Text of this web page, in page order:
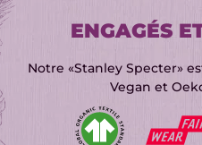
ENGAGÉS
Notre «Stanley Specter»
Vegan et